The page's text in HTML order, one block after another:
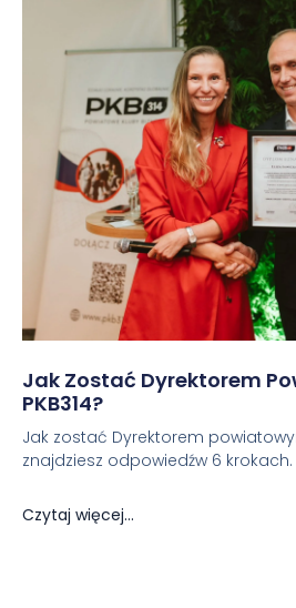
Jak Zostać Dyrektorem
PKB314?
Jak zostać Dyrektorem
znajdziesz odpowiedźw 6 krokach.
Czytaj więcej...